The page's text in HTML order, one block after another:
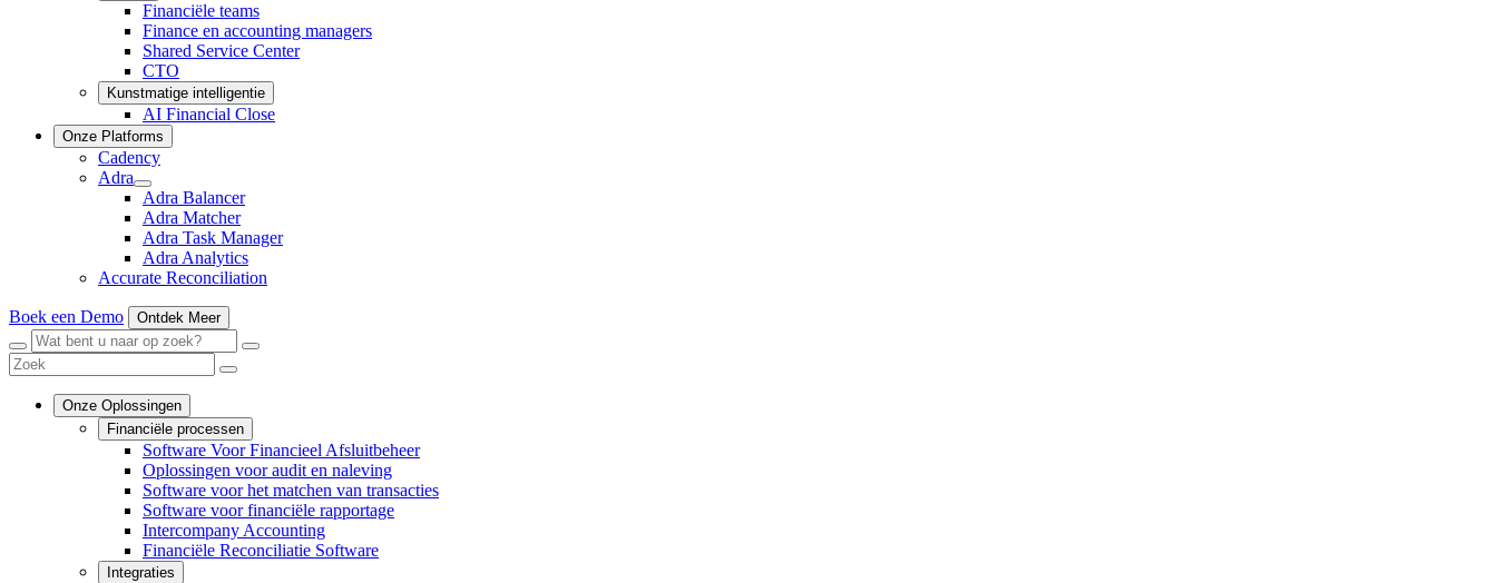
Financiële teams
Finance en accounting managers
Shared Service Center
CTO
Kunstmatige intelligentie
AI Financial Close
Onze Platforms
Cadency
Adra
Adra
submenu
Adra Balancer
Adra Matcher
Adra Task Manager
Adra Analytics
Accurate Reconciliation
Boek een Demo
Ontdek Meer
Menu
Zoek
Zoek
Sluit
Zoek
Zoek
Onze Oplossingen
Financiële processen
Software Voor Financieel Afsluitbeheer
Oplossingen voor audit en naleving
Software voor het matchen van transacties
Software voor financiële rapportage
Intercompany Accounting
Financiële Reconciliatie Software
Integraties